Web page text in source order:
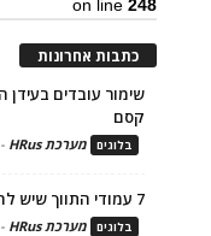
on line248
כתבות אחרונות
קסם
בלוגים מערכת HRus -
7 עמודי התווך שיש להציב בבסיס תהליך הגיוס ומיתוג המעסיק
בלוגים מערכת HRus -